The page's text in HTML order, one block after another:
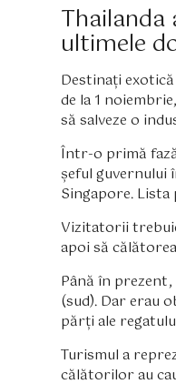
ultimele
Destinați
de la 1
să salveze o
Într-o primă
șeful guvernului
Singapore.
Vizitatorii
apoi să
Până în
(sud). Dar erau
părți ale
Turismul a
călătorilor au